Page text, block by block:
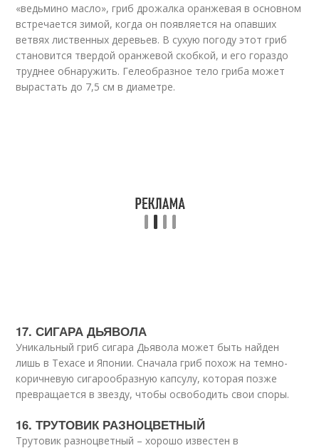
«ведьмино масло», гриб дрожалка оранжевая в основном
встречается зимой, когда он появляется на опавших
ветвях лиственных деревьев. В сухую погоду этот гриб
становится твердой оранжевой скобкой, и его гораздо
труднее обнаружить. Гелеобразное тело гриба может
вырастать до 7,5 см в диаметре.
17. СИГАРА ДЬЯВОЛА
Уникальный гриб сигара Дьявола может быть найден
лишь в Техасе и Японии. Сначала гриб похож на темно-
коричневую сигарообразную капсулу, которая позже
превращается в звезду, чтобы освободить свои споры.
16. ТРУТОВИК РАЗНОЦВЕТНЫЙ
Трутовик разноцветный – хорошо известен в